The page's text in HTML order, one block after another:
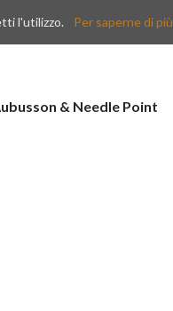
& Needle Point
l'utilizzo. Per saperne di più